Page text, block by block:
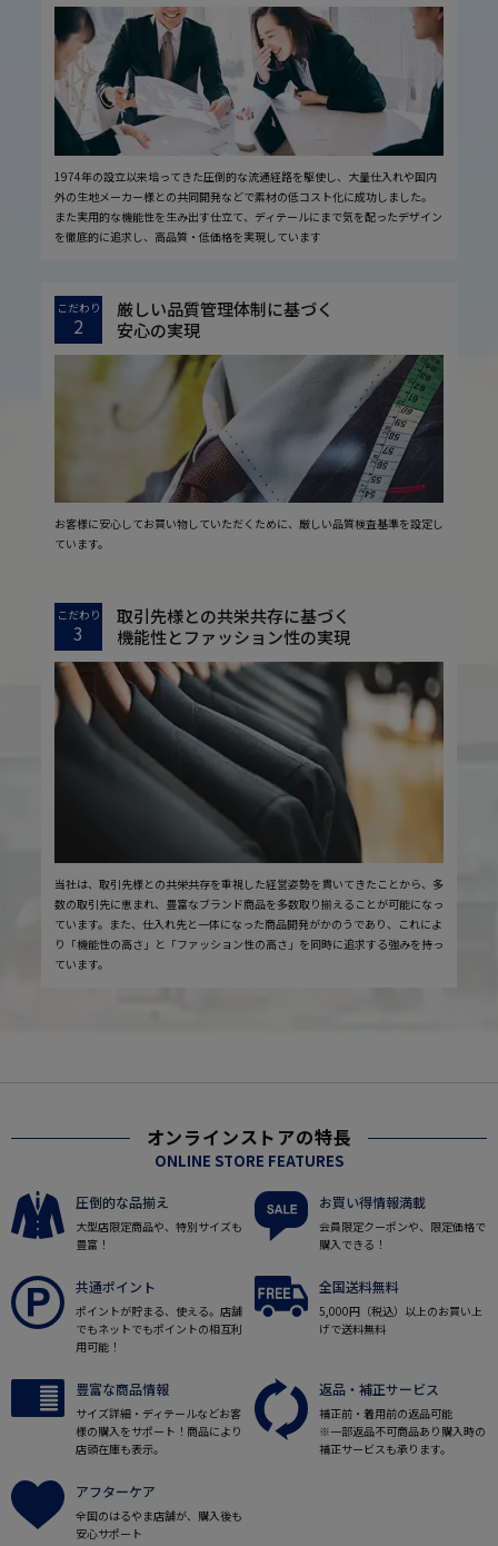
1974年の設立以来培ってきた圧倒的な流通経路を駆使し、大量仕入れや国内
外の生地メーカー様との共同開発などで素材の低コスト化に成功しました。
また実用的な機能性を生み出す仕立て、ディテールにまで気を配ったデザイン
を徹底的に追求し、高品質・低価格を実現しています
こだわり
2
厳しい品質管理体制に基づく
安心の実現
お客様に安心してお買い物していただくために、厳しい品質検査基準を設定し
ています。
こだわり
3
取引先様との共栄共存に基づく
機能性とファッション性の実現
当社は、取引先様との共栄共存を重視した経営姿勢を貫いてきたことから、多
数の取引先に恵まれ、豊富なブランド商品を多数取り揃えることが可能になっ
ています。また、仕入れ先と一体になった商品開発がかのうであり、これによ
り「機能性の高さ」と「ファッション性の高さ」を同時に追求する強みを持っ
ています。
オンラインストアの特長
ONLINE STORE FEATURES
圧倒的な品揃え
大型店限定商品や、特別サイズも
豊富！
お買い得情報満載
会員限定クーポンや、限定価格で
購入できる！
共通ポイント
ポイントが貯まる、使える。店舗
でもネットでもポイントの相互利
用可能！
全国送料無料
5,000円（税込）以上のお買い上
げで送料無料
豊富な商品情報
サイズ詳細・ディテールなどお客
様の購入をサポート！商品により
店頭在庫も表示。
返品・補正サービス
補正前・着用前の返品可能
※一部返品不可商品あり購入時の
補正サービスも承ります。
アフターケア
全国のはるやま店舗が、購入後も
安心サポート